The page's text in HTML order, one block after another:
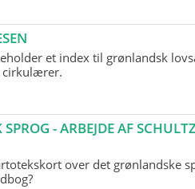
et index til grønlandsk
cirkulærer.
- ARBEJDE AF
over det grønlandske